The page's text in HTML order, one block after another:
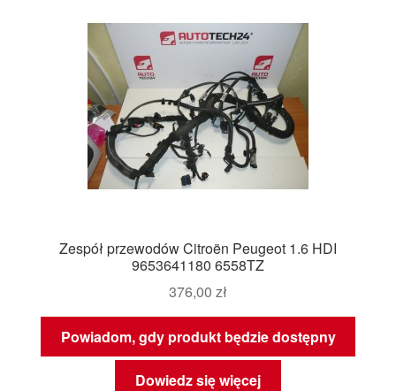
Zespół przewodów Citroën Peugeot 1.6 HDI
9653641180 6558TZ
376,00 zł
Powiadom, gdy produkt będzie dostępny
Dowiedz się więcej